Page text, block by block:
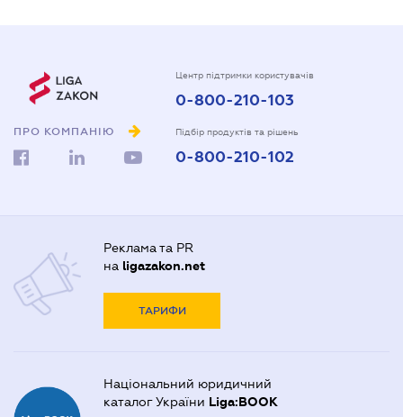
ПРО КОМПАНІЮ
Центр підтримки користувачів
0-800-210-103
Підбір продуктів та рішень
0-800-210-102
Реклама та PR
на ligazakon.net
ТАРИФИ
Національний юридичний
каталог України Liga:BOOK